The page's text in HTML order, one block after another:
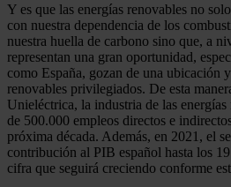
Y es que las energías renovables no
con nuestra dependencia de los
nuestra huella de carbono sino que, a
representan una gran oportunidad,
como España, gozan de una ubicación
renovables privilegiados. De esta
Unieléctrica, la industria de las energías
de 500.000 empleos directos e
próxima década. Además, en 2021, el
contribución al PIB español hasta los
cifra que seguirá creciendo conforme